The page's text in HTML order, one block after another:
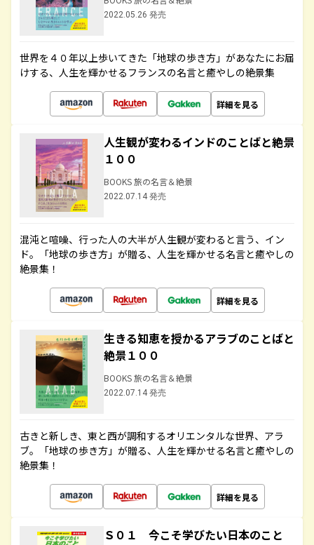
2022.05.26 発売
世界を４０年以上歩いてきた「地球の歩き方」があなたにお届
けする、人生を輝かせるフランスの名言と癒やしの絶景集
詳細を見る
人生観が変わるインドのことばと絶景
１００
BOOKS 旅の名言＆絶景
2022.07.14 発売
混沌と喧噪、行った人の大半が人生観が変わると言う、イン
ド。「地球の歩き方」が贈る、人生を輝かせる名言と癒やしの
絶景集！
詳細を見る
生きる知恵を授かるアラブのことばと
絶景１００
BOOKS 旅の名言＆絶景
2022.07.14 発売
古きと新しき、東と西が調和するオリエンタルな世界、アラ
ブ。「地球の歩き方」が贈る、人生を輝かせる名言と癒やしの
絶景集！
詳細を見る
Ｓ０１ 今こそ学びたい日本のこと